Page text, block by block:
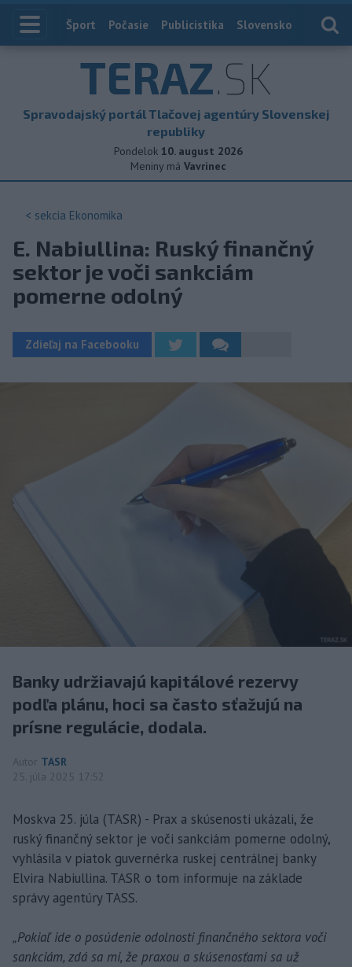
Index
Šport Počasie Publicistika Slovensko
TERAZ.SK
Spravodajský portál Tlačovej agentúry Slovenskej
republiky
Pondelok 10. august 2026
Meniny má Vavrinec
< sekcia Ekonomika
E. Nabiullina: Ruský finančný
sektor je voči sankciám
pomerne odolný
Zdieľaj na Facebooku
Banky udržiavajú kapitálové rezervy
podľa plánu, hoci sa často sťažujú na
prísne regulácie, dodala.
Autor TASR
25. júla 2025 17:52
Moskva 25. júla (TASR) - Prax a skúsenosti ukázali, že
ruský finančný sektor je voči sankciám pomerne odolný,
vyhlásila v piatok guvernérka ruskej centrálnej banky
Elvira Nabiullina. TASR o tom informuje na základe
správy agentúry TASS.
„Pokiaľ ide o posúdenie odolnosti finančného sektora voči
sankciám, zdá sa mi, že praxou a skúsenosťami sa už